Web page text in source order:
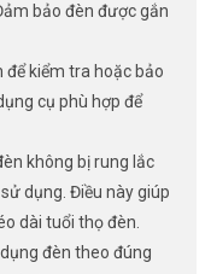
bảo đèn được gắn
để kiểm tra hoặc bảo
cụ phù hợp để
không bị rung lắc
dụng. Điều này giúp
dài tuổi thọ đèn.
đèn theo đúng